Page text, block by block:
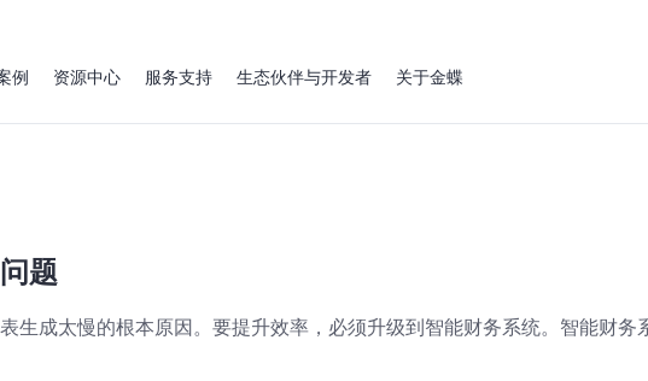
例 资源中心 服务支持 生态伙伴与开发者 关于金蝶
题
生成太慢的根本原因。要提升效率，必须升级到智能财务系统。智能财务